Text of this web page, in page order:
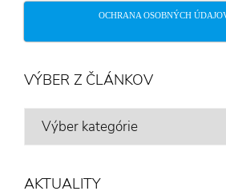
OCHRANA OSOBNÝCH
VÝBER Z ČLÁNKOV
VÝBER
AKTUALITY